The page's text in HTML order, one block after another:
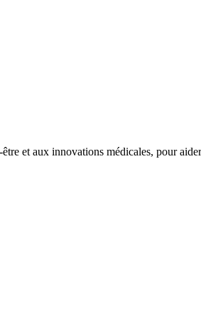
et aux innovations médicales, pour